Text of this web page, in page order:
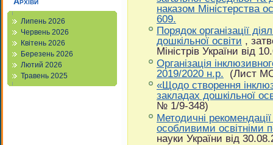
Липень 2026
Червень 2026
Квітень 2026
Березень 2026
Лютий 2026
Травень 2025
наказом Міністерства
609.
Порядок організації
дошкільної освіти ,
Міністрів України від
Організація
2019/2020 н.р. (Лист
«Щодо створення
закладах дошкільної
№ 1/9-348)
Методичні
особливими освітніми
науки України від